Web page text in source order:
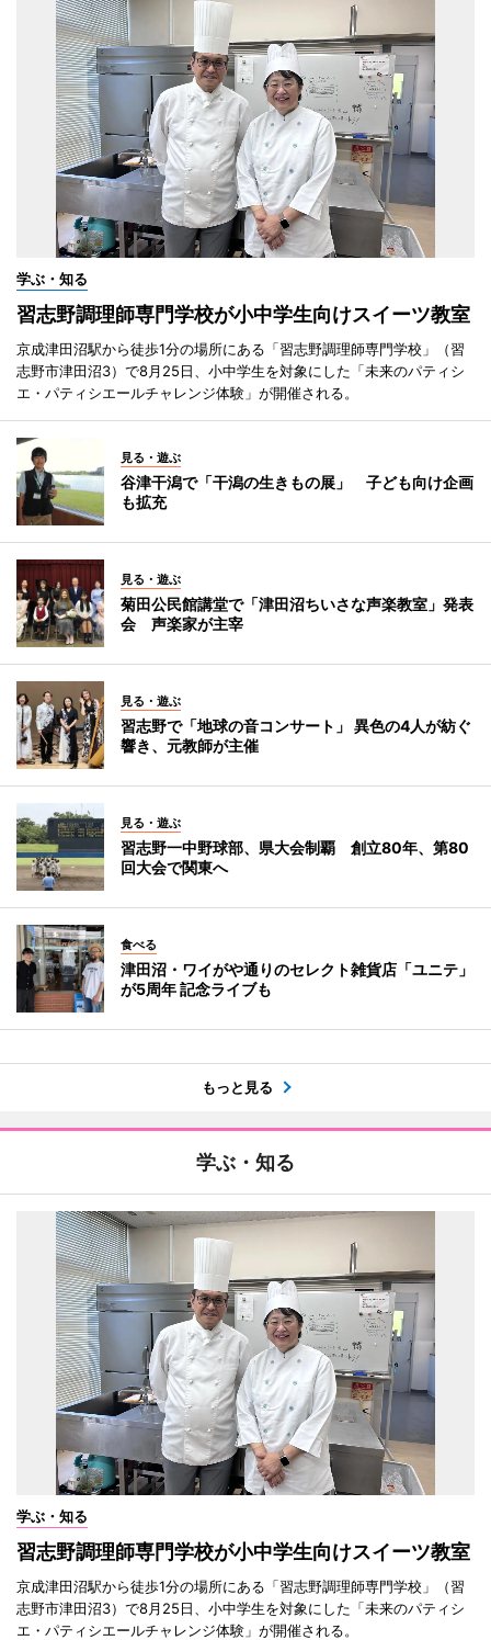
学ぶ・知る
習志野調理師専門学校が小中学生向けスイーツ教室
京成津田沼駅から徒歩1分の場所にある「習志野調理師専門学校」（習
志野市津田沼3）で8月25日、小中学生を対象にした「未来のパティシ
エ・パティシエールチャレンジ体験」が開催される。
見る・遊ぶ
谷津干潟で「干潟の生きもの展」 子ども向け企画
も拡充
見る・遊ぶ
菊田公民館講堂で「津田沼ちいさな声楽教室」発表
会 声楽家が主宰
見る・遊ぶ
習志野で「地球の音コンサート」 異色の4人が紡ぐ
響き、元教師が主催
見る・遊ぶ
習志野一中野球部、県大会制覇 創立80年、第80
回大会で関東へ
食べる
津田沼・ワイがや通りのセレクト雑貨店「ユニテ」
が5周年 記念ライブも
もっと見る
学ぶ・知る
学ぶ・知る
習志野調理師専門学校が小中学生向けスイーツ教室
京成津田沼駅から徒歩1分の場所にある「習志野調理師専門学校」（習
志野市津田沼3）で8月25日、小中学生を対象にした「未来のパティシ
エ・パティシエールチャレンジ体験」が開催される。